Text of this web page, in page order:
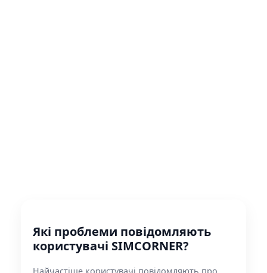
Які проблеми повідомляють
користувачі SIMCORNER?